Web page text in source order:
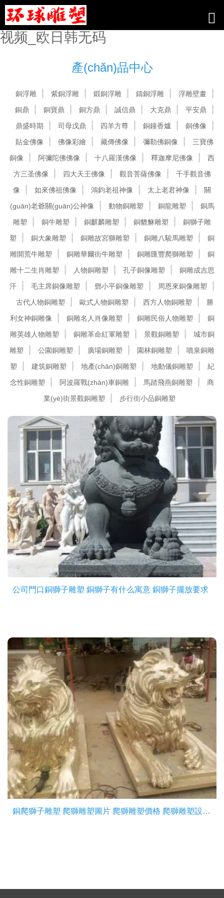
无码自拍图免费_免费一区二区三区
_免费a在线_久久久久久久网络福利
视频_欧日韩无码
產(chǎn)品中心
銅浮雕 紫銅浮雕 鍛銅浮雕 鑄銅浮雕
浮雕壁畫
銅鼎
銅寶鼎 銅方鼎 誠信鼎 大克鼎
平安鼎
鼎盛時期
司母戊鼎 四羊方尊 銅鐘香爐
銅佛像
貼金佛像
佛像彩繪 藏傳佛像 彌勒佛銅像
三寶佛
銅像
阿彌陀佛佛像 十八羅漢佛像 釋迦摩尼佛像
西
方三圣佛像
四大天王佛像 觀音菩薩佛像
千手觀音佛
像
如來佛祖佛像 鴻鈞老祖神像 太上老君神像
關
(guān)老爺關(guān)公神像
動物銅雕塑 銅龍雕塑
銅馬
雕塑
銅牛雕塑 銅麒麟雕塑 銅貔貅雕塑
銅獅子雕
塑
銅大象雕塑 銅雕故宮獅雕塑 銅雕八駿馬雕塑
銅
雕開荒牛雕塑
銅雕華爾街牛雕塑 銅雕匯豐爬獅雕塑
銅
雕十二生肖雕塑
人物銅雕塑 孔子銅像雕塑
銅雕成吉思
汗
毛主席銅像雕塑 鄧小平銅像雕塑
周恩來銅像雕塑
古代人物銅雕塑
歐式人物銅雕塑 西方人物銅雕塑
勝
利女神銅雕像
銅雕名人肖像雕塑 銅雕民俗人物雕塑
銅
雕英雄人物雕塑
銅雕革命紅軍雕塑 景觀銅雕塑
城市銅
雕塑
公園銅雕塑 廣場銅雕塑 園林銅雕塑
噴泉銅雕
塑
建筑銅雕塑 地產(chǎn)銅雕塑 地動儀銅雕塑
紀
念性銅雕塑
阿波羅戰(zhàn)車銅雕 馬踏飛燕銅雕塑
商
業(yè)街景觀銅雕塑
步行街小品銅雕塑
公司門口銅獅子雕塑 銅獅子有什么寓意 銅獅子擺放要求
銅爬獅子雕塑 爬獅雕塑圖片 爬獅雕塑價格 爬獅雕塑設(shè)計